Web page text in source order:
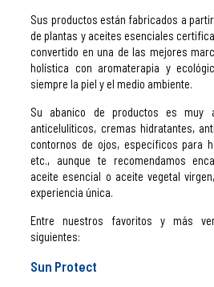
Sus productos están fabricados a
de plantas y aceites esenciales
convertido en una de las mejores
holística con aromaterapia y
siempre la piel y el medio ambiente.
Su abanico de productos es muy
anticelulíticos, cremas hidratantes,
contornos de ojos, específicos para
etc., aunque te recomendamos
aceite esencial o aceite vegetal
experiencia única.
Entre nuestros favoritos y más
siguientes:
Sun Protect